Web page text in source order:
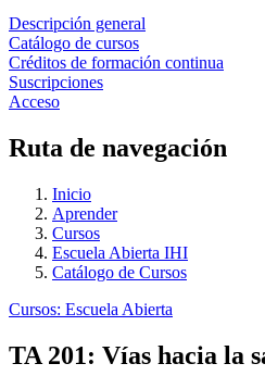
Descripción general
Catálogo de cursos
Créditos de formación continua
Suscripciones
Acceso
Ruta de navegación
Inicio
Aprender
Cursos
Escuela Abierta IHI
Catálogo de Cursos
Cursos: Escuela Abierta
TA 201: Vías hacia la